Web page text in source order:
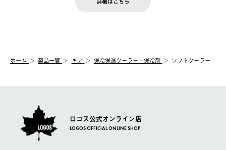
【配送業者】
佐川急便にて配送されます。
一度お手元の商品を返品いただき、ご希望商品を再注文してくだ
ホーム 製品一覧 ギア 保冷保温クーラー・保冷剤 ソフトクーラー
ロゴス公式オンライン店
LOGOS OFFICIAL ONLINE SHOP